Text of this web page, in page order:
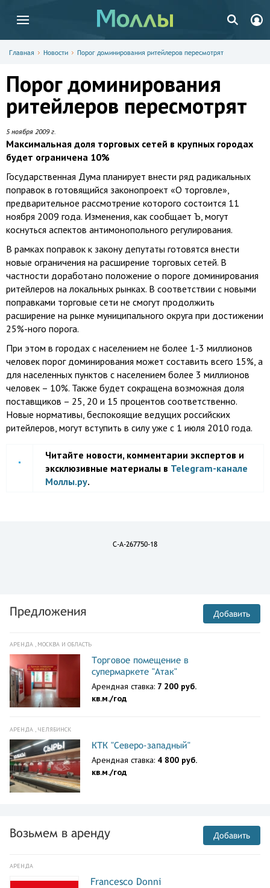
Главная Новости Порог доминирования ритейлеров пересмотрят
Порог доминирования
ритейлеров пересмотрят
5 ноября 2009 г.
Максимальная доля торговых сетей в крупных городах
будет ограничена 10%
Государственная Дума планирует внести ряд радикальных
поправок в готовящийся законопроект «О торговле»,
предварительное рассмотрение которого состоится 11
ноября 2009 года. Изменения, как сообщает Ъ, могут
коснуться аспектов антимонопольного регулирования.
В рамках поправок к закону депутаты готовятся внести
новые ограничения на расширение торговых сетей. В
частности доработано положение о пороге доминирования
ритейлеров на локальных рынках. В соответствии с новыми
поправками торговые сети не смогут продолжить
расширение на рынке муниципального округа при достижении
25%-ного порога.
При этом в городах с населением не более 1-3 миллионов
человек порог доминирования может составить всего 15%, а
для населенных пунктов с населением более 3 миллионов
человек – 10%. Также будет сокращена возможная доля
поставщиков – 25, 20 и 15 процентов соответственно.
Новые нормативы, беспокоящие ведущих российских
ритейлеров, могут вступить в силу уже с 1 июля 2010 года.
Читайте новости, комментарии экспертов и
эксклюзивные материалы в Telegram-канале
Моллы.ру.
C-A-267750-18
Предложения Добавить
АРЕНДА , МОСКВА И ОБЛАСТЬ
Торговое помещение в
супермаркете "Атак"
Арендная ставка: 7 200 руб.
кв.м./год
АРЕНДА , ЧЕЛЯБИНСК
КТК "Северо-западный"
Арендная ставка: 4 800 руб.
кв.м./год
Возьмем в аренду Добавить
АРЕНДА
Francesco Donni